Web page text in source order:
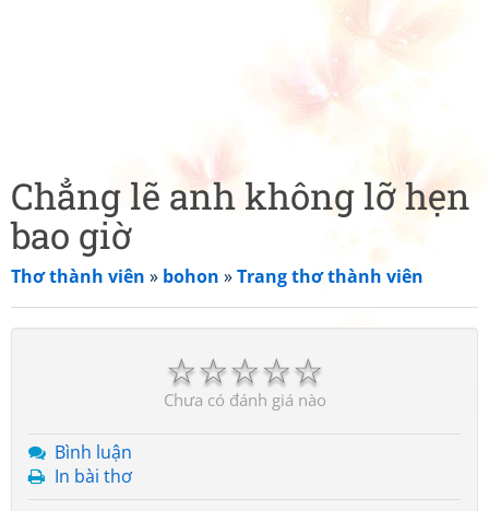
Chẳng lẽ anh không lỡ hẹn
bao giờ
Thơ thành viên » bohon »Trang thơ thành viên
☆
☆
☆
☆
☆
Chưa có đánh giá nào
Bình luận
In bài thơ